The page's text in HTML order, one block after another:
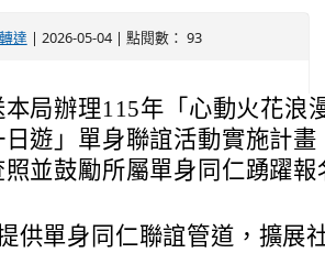
達 | 2026-05-04 | 點閱數： 93
本局辦理115年「心動火花浪
日遊」單身聯誼活動實施計
照並鼓勵所屬單身同仁踴躍報
供單身同仁聯誼管道，擴展